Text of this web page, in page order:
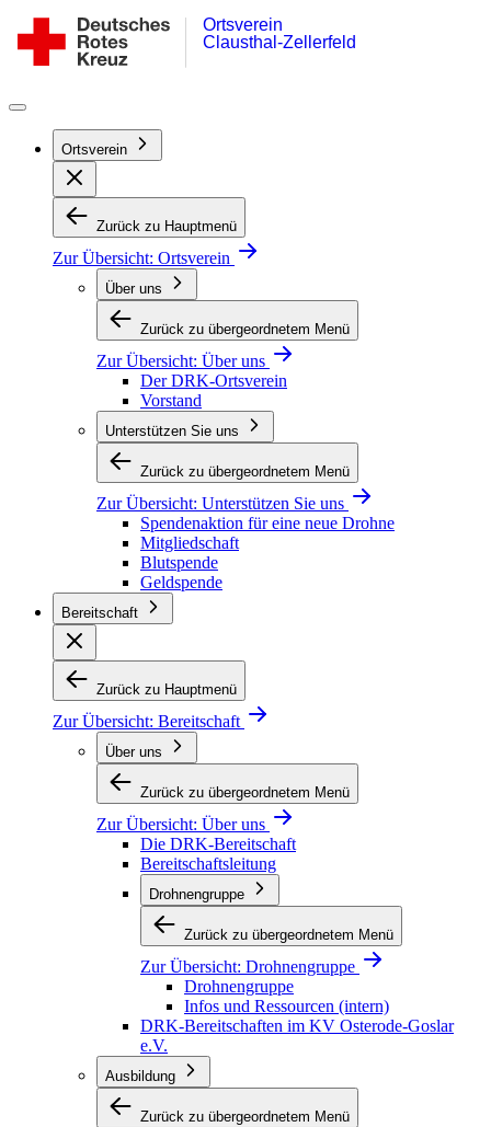
Inhalt
springen
Ortsverein
Clausthal-
Clausthal-Zellerfeld
Ortsverein
Ortsverein
Zurück zu Hauptmenü
Zur Übersicht: Ortsverein
Über uns
Zurück zu übergeordnetem Menü
Zur Übersicht: Über uns
Der DRK-Ortsverein
Vorstand
Unterstützen Sie uns
Zurück zu übergeordnetem Menü
Zur Übersicht: Unterstützen Sie uns
Spendenaktion für eine neue Drohne
Mitgliedschaft
Blutspende
Geldspende
Bereitschaft
Zurück zu Hauptmenü
Zur Übersicht: Bereitschaft
Über uns
Zurück zu übergeordnetem Menü
Zur Übersicht: Über uns
Die DRK-Bereitschaft
Bereitschaftsleitung
Drohnengruppe
Zurück zu übergeordnetem Menü
Zur Übersicht: Drohnengruppe
Drohnengruppe
Infos und Ressourcen (intern)
DRK-Bereitschaften im KV Osterode-Goslar
e.V.
Ausbildung
Zurück zu übergeordnetem Menü